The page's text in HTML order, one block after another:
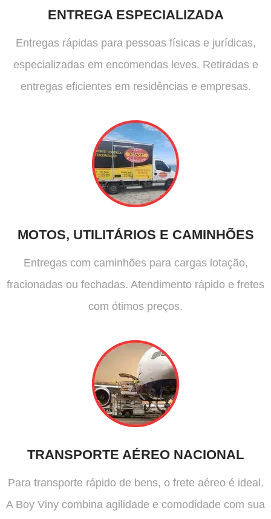
ENTREGA ESPECIALIZADA
Entregas rápidas para pessoas físicas e jurídicas,
especializadas em encomendas leves. Retiradas e
entregas eficientes em residências e empresas.
MOTOS, UTILITÁRIOS E CAMINHÕES
Entregas com caminhões para cargas lotação,
fracionadas ou fechadas. Atendimento rápido e fretes
com ótimos preços.
TRANSPORTE AÉREO NACIONAL
Para transporte rápido de bens, o frete aéreo é ideal.
A Boy Viny combina agilidade e comodidade com sua